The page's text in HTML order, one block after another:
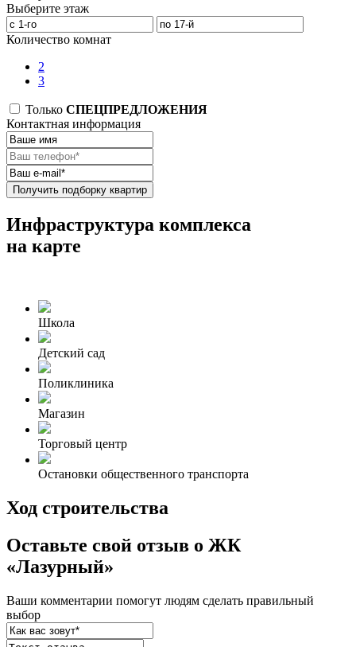
Выберите этаж
Количество комнат
2
3
Только СПЕЦПРЕДЛОЖЕНИЯ
Контактная информация
Получить подборку квартир
Инфраструктура комплекса
на карте
Школа
Детский сад
Поликлиника
Магазин
Торговый центр
Остановки общественного транспорта
Ход строительства
Оставьте свой отзыв о ЖК
«Лазурный»
Ваши комментарии помогут людям сделать правильный
выбор